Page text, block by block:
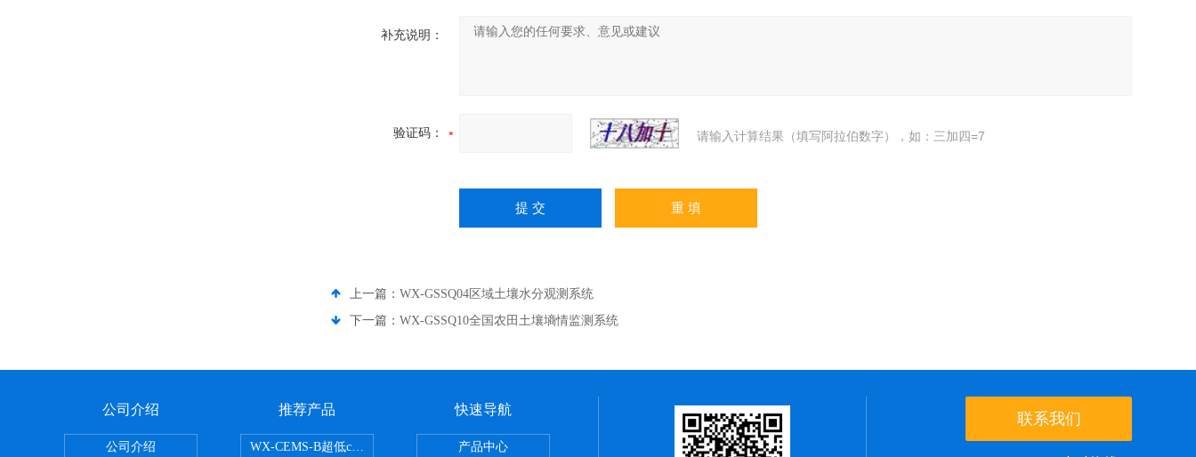
补充说明：
验证码： 请输入计算结果（填写阿拉伯数字），如：三加四=7
上一篇： WX-GSSQ04区域土壤水分观测系统
下一篇： WX-GSSQ10全国农田土壤墒情监测系统
公司介绍
公司介绍
推荐产品
WX-CEMS-B超低cems烟气监测系统
快速导航
产品中心
联系我们